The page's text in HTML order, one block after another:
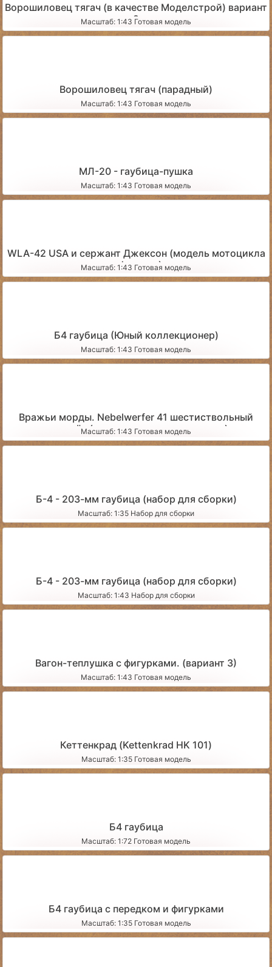
Ворошиловец тягач (в качестве Моделстрой) вариант
2
Масштаб: 1:43 Готовая модель
Ворошиловец тягач (парадный)
Масштаб: 1:43 Готовая модель
МЛ-20 - гаубица-пушка
Масштаб: 1:43 Готовая модель
WLA-42 USA и сержант Джексон (модель мотоцикла
и фигурка)
Масштаб: 1:43 Готовая модель
Б4 гаубица (Юный коллекционер)
Масштаб: 1:43 Готовая модель
Вражьи морды. Nebelwerfer 41 шестиствольный
миномёт (со сложенными станинами)
Масштаб: 1:43 Готовая модель
Б-4 - 203-мм гаубица (набор для сборки)
Масштаб: 1:35 Набор для сборки
Б-4 - 203-мм гаубица (набор для сборки)
Масштаб: 1:43 Набор для сборки
Вагон-теплушка с фигурками. (вариант 3)
Масштаб: 1:43 Готовая модель
Кеттенкрад (Kettenkrad HK 101)
Масштаб: 1:35 Готовая модель
Б4 гаубица
Масштаб: 1:72 Готовая модель
Б4 гаубица с передком и фигурками
Масштаб: 1:35 Готовая модель